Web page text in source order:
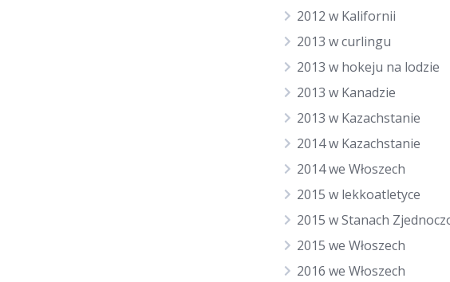
2012 w Kalifornii
2013 w curlingu
2013 w hokeju na lodzie
2013 w Kanadzie
2013 w Kazachstanie
2014 w Kazachstanie
2014 we Włoszech
2015 w lekkoatletyce
2015 w Stanach
2015 we Włoszech
2016 we Włoszech